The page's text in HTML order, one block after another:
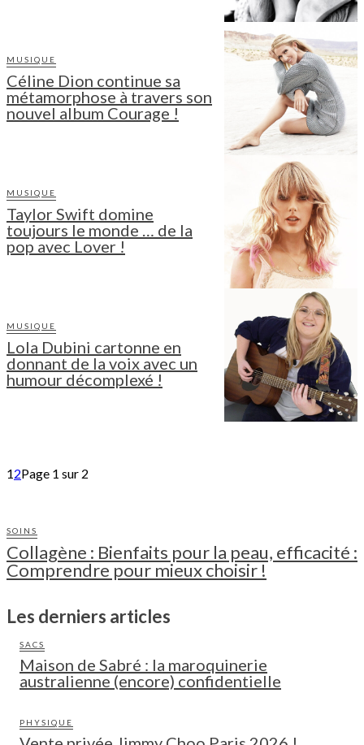
MUSIQUE
Céline Dion continue sa
métamorphose à travers son
nouvel album Courage !
MUSIQUE
Taylor Swift domine
toujours le monde … de la
pop avec Lover !
MUSIQUE
Lola Dubini cartonne en
donnant de la voix avec un
humour décomplexé !
12Page 1 sur 2
SOINS
Collagène : Bienfaits pour la peau, efficacité :
Comprendre pour mieux choisir !
Les derniers articles
SACS
Maison de Sabré : la maroquinerie
australienne (encore) confidentielle
PHYSIQUE